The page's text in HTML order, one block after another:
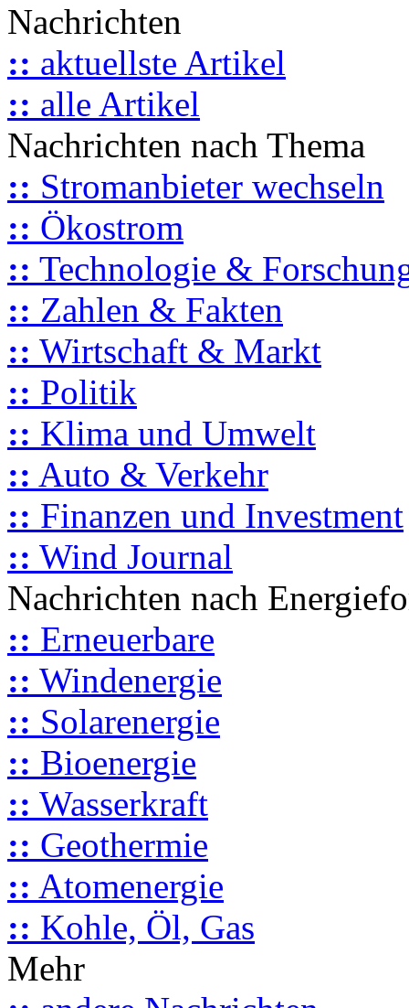
Nachrichten
:: aktuellste Artikel
:: alle Artikel
Nachrichten nach Thema
:: Stromanbieter wechseln
:: Ökostrom
:: Technologie &
:: Zahlen & Fakten
:: Wirtschaft & Markt
:: Politik
:: Klima und Umwelt
:: Auto & Verkehr
:: Finanzen und Investment
:: Wind Journal
Nachrichten nach
:: Erneuerbare
:: Windenergie
:: Solarenergie
:: Bioenergie
:: Wasserkraft
:: Geothermie
:: Atomenergie
:: Kohle, Öl, Gas
Mehr